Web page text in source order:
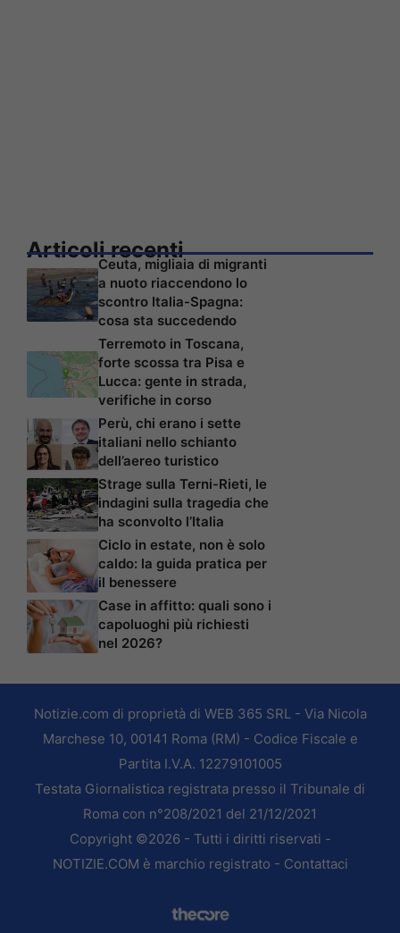
Articoli recenti
Ceuta, migliaia di migranti
a nuoto riaccendono lo
scontro Italia-Spagna:
cosa sta succedendo
Terremoto in Toscana,
forte scossa tra Pisa e
Lucca: gente in strada,
verifiche in corso
Perù, chi erano i sette
italiani nello schianto
dell’aereo turistico
Strage sulla Terni-Rieti, le
indagini sulla tragedia che
ha sconvolto l’Italia
Ciclo in estate, non è solo
caldo: la guida pratica per
il benessere
Case in affitto: quali sono i
capoluoghi più richiesti
nel 2026?
Notizie.com di proprietà di WEB 365 SRL - Via Nicola
Marchese 10, 00141 Roma (RM) - Codice Fiscale e
Partita I.V.A. 12279101005
Testata Giornalistica registrata presso il Tribunale di
Roma con n°208/2021 del 21/12/2021
Copyright ©2026 - Tutti i diritti riservati -
NOTIZIE.COM è marchio registrato - Contattaci